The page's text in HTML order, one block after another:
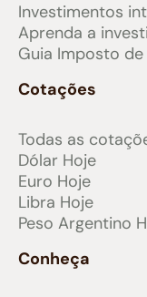
Investimentos
Aprenda a
Guia Imposto de
Cotações
Todas as
Dólar Hoje
Euro Hoje
Libra Hoje
Peso Argentino
Conheça